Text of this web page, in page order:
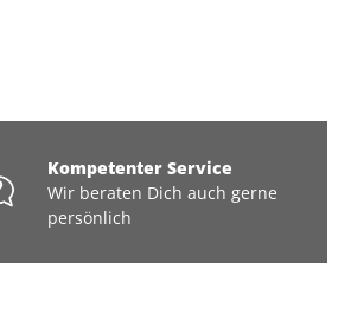
Kompetenter Service
Wir beraten Dich auch gerne
persönlich